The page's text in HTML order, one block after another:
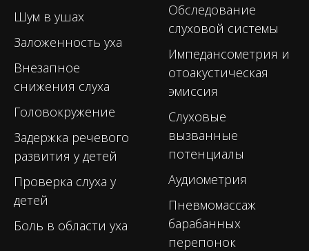
Шум в ушах
Заложенность уха
Внезапное
снижения слуха
Головокружение
Задержка речевого
развития у детей
Проверка слуха у
детей
Боль в области уха
Обследование
слуховой системы
Импедансометрия и
отоакустическая
эмиссия
Слуховые
вызванные
потенциалы
Аудиометрия
Пневмомассаж
барабанных
перепонок